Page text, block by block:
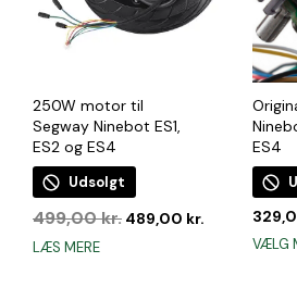
250W motor til
Segway Ninebot ES1,
ES2 og ES4
Udsolgt
499,00kr. Den
489,00 kr.
aktuelle
LÆS MERE
ES4
VÆLG